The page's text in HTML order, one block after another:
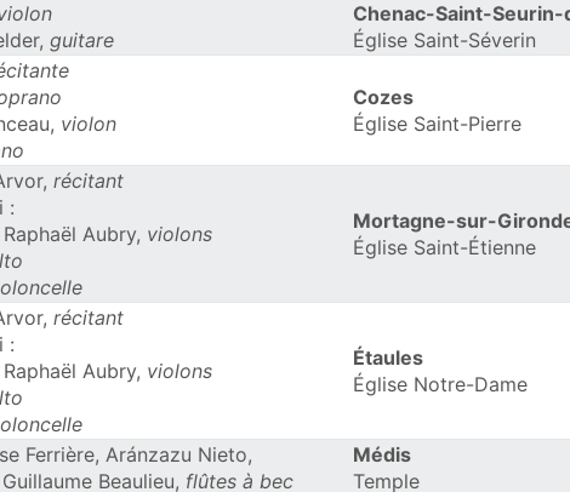
guitare
Chenac-Saint-Seurin-
Église Saint-Séverin
violon
Cozes
Église Saint-Pierre
récitant
:
Aubry, violons
Mortagne-sur-
Église Saint-Étienne
récitant
:
Aubry, violons
Étaules
Église Notre-Dame
Ferrière, Aránzazu Nieto,
Beaulieu, flûtes à bec
Médis
Temple